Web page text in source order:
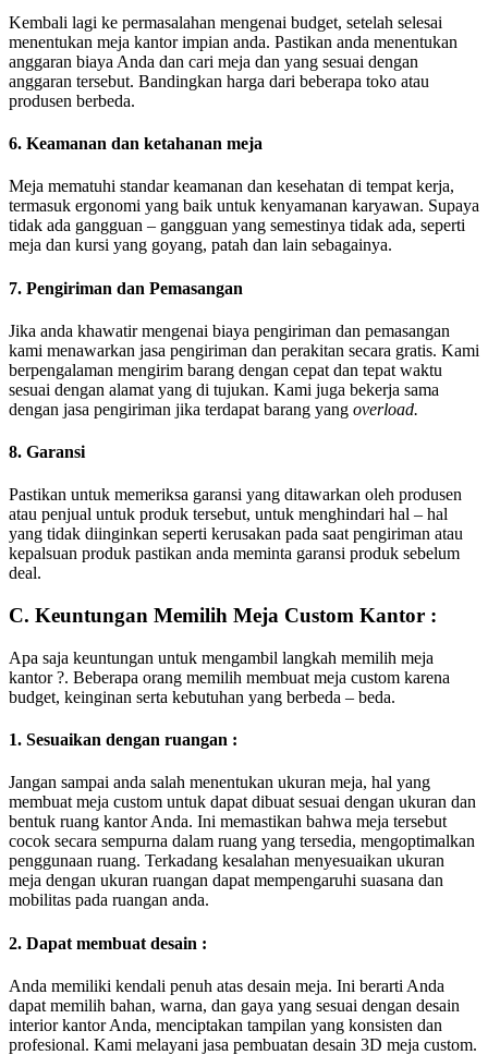
Kembali lagi ke permasalahan mengenai budget, setelah selesai
menentukan meja kantor impian anda. Pastikan anda menentukan
anggaran biaya Anda dan cari meja dan yang sesuai dengan
anggaran tersebut. Bandingkan harga dari beberapa toko atau
produsen berbeda.
6. Keamanan dan ketahanan meja
Meja mematuhi standar keamanan dan kesehatan di tempat kerja,
termasuk ergonomi yang baik untuk kenyamanan karyawan. Supaya
tidak ada gangguan – gangguan yang semestinya tidak ada, seperti
meja dan kursi yang goyang, patah dan lain sebagainya.
7. Pengiriman dan Pemasangan
Jika anda khawatir mengenai biaya pengiriman dan pemasangan
kami menawarkan jasa pengiriman dan perakitan secara gratis. Kami
berpengalaman mengirim barang dengan cepat dan tepat waktu
sesuai dengan alamat yang di tujukan. Kami juga bekerja sama
dengan jasa pengiriman jika terdapat barang yang overload.
8. Garansi
Pastikan untuk memeriksa garansi yang ditawarkan oleh produsen
atau penjual untuk produk tersebut, untuk menghindari hal – hal
yang tidak diinginkan seperti kerusakan pada saat pengiriman atau
kepalsuan produk pastikan anda meminta garansi produk sebelum
deal.
C. Keuntungan Memilih Meja Custom Kantor :
Apa saja keuntungan untuk mengambil langkah memilih meja
kantor ?. Beberapa orang memilih membuat meja custom karena
budget, keinginan serta kebutuhan yang berbeda – beda.
1. Sesuaikan dengan ruangan :
Jangan sampai anda salah menentukan ukuran meja, hal yang
membuat meja custom untuk dapat dibuat sesuai dengan ukuran dan
bentuk ruang kantor Anda. Ini memastikan bahwa meja tersebut
cocok secara sempurna dalam ruang yang tersedia, mengoptimalkan
penggunaan ruang. Terkadang kesalahan menyesuaikan ukuran
meja dengan ukuran ruangan dapat mempengaruhi suasana dan
mobilitas pada ruangan anda.
2. Dapat membuat desain :
Anda memiliki kendali penuh atas desain meja. Ini berarti Anda
dapat memilih bahan, warna, dan gaya yang sesuai dengan desain
interior kantor Anda, menciptakan tampilan yang konsisten dan
profesional. Kami melayani jasa pembuatan desain 3D meja custom.